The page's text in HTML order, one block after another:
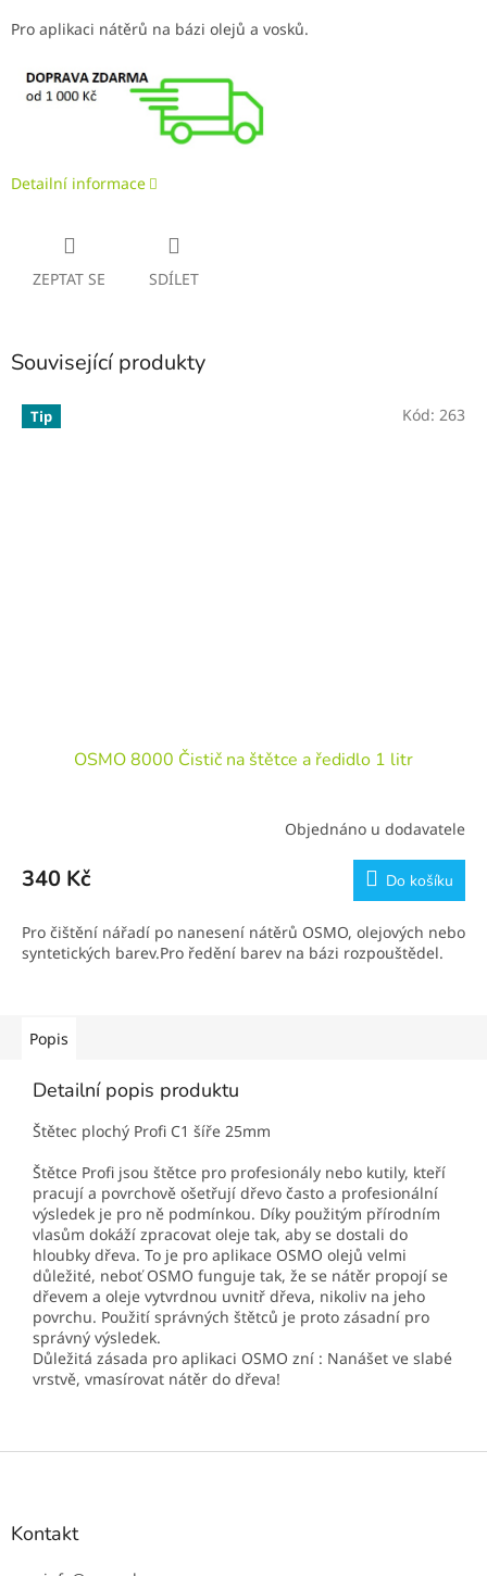
Pro aplikaci nátěrů na bázi olejů a vosků.
Detailní informace
ZEPTAT SE SDÍLET
Související produkty
Tip
OSMO 8000 Čistič na štětce a ředidlo 1 litr
Objednáno u dodavatele
340 Kč Do košíku
Pro čištění nářadí po nanesení nátěrů OSMO, olejových nebo
syntetických barev.Pro ředění barev na bázi rozpouštědel.
Kód: 263
Popis
Detailní popis produktu
Štětec plochý Profi C1 šíře 25mm
Štětce Profi jsou štětce pro profesionály nebo kutily, kteří
pracují a povrchově ošetřují dřevo často a profesionální
výsledek je pro ně podmínkou. Díky použitým přírodním
vlasům dokáží zpracovat oleje tak, aby se dostali do
hloubky dřeva. To je pro aplikace OSMO olejů velmi
důležité, neboť OSMO funguje tak, že se nátěr propojí se
dřevem a oleje vytvrdnou uvnitř dřeva, nikoliv na jeho
povrchu. Použití správných štětců je proto zásadní pro
správný výsledek.
Důležitá zásada pro aplikaci OSMO zní : Nanášet ve slabé
vrstvě, vmasírovat nátěr do dřeva!
Z
Kontakt